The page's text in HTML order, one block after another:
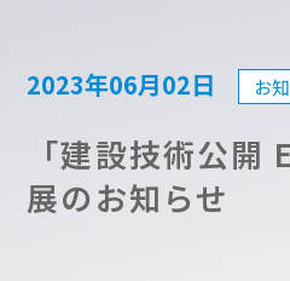
2023年06月02日 お
「建設技術公開
展のお知らせ